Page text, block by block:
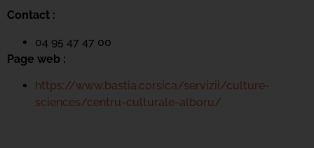
Contact :
04 95 47 47 00
Page web :
https://www.bastia.corsica/servizii/culture-
sciences/centru-culturale-alboru/